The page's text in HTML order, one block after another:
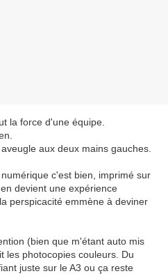
la force d'une équipe.
aux deux mains gauches.
c'est bien, imprimé sur
devient une expérience
perspicacité emmène à deviner
(bien que m'étant auto mis
les photocopies couleurs. Du
juste sur le A3 ou ça reste